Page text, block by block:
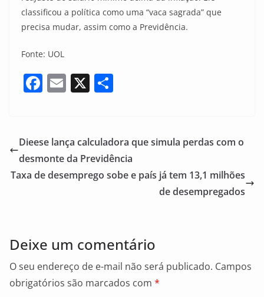
classificou a política como uma “vaca sagrada” que
precisa mudar, assim como a Previdência.
Fonte: UOL
F
e
b
o
E
l
X
e
Dieese lança calculadora que simula perdas com o
desmonte da Previdência
Taxa de desemprego sobe e país já tem 13,1 milhões
de desempregados
Deixe um comentário
O seu endereço de e-mail não será publicado. Campos
obrigatórios são marcados com *